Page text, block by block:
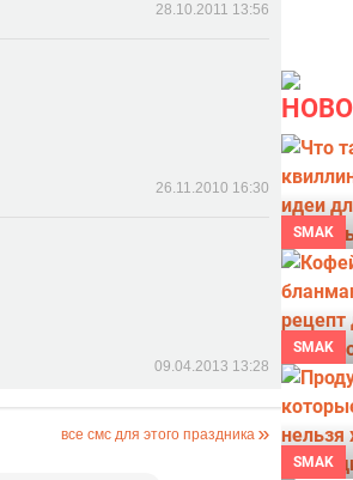
28.10.2011 13:56
26.11.2010 16:30
09.04.2013 13:28
все смс для этого праздника
SMAK
SMAK
SMAK